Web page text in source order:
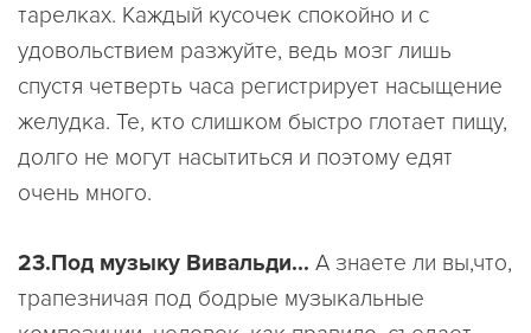
тарелках. Каждый кусочек спокойно и с
удовольствием разжуйте, ведь мозг лишь
спустя четверть часа регистрирует насыщение
желудка. Те, кто слишком быстро глотает пищу,
долго не могут насытиться и поэтому едят
очень много.
23.Под музыку Вивальди... А знаете ли вы,что,
трапезничая под бодрые музыкальные